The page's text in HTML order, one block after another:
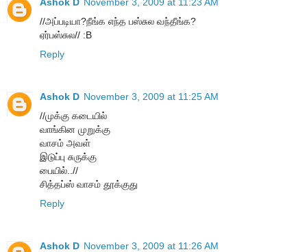
//அப்படியா?நீங்க எந்த பஸ்சுல வந்தீங்க?
ஏர்பஸ்சுல// :B
Reply
Ashok D November 3, 2009 at 11:25 AM
//முக்கு கடையில்
வாங்கின முறுக்கு
வாசம் அவள்
இடுப்பு சுருக்கு
பையில்..//
சித்தப்ஸ் வாசம் தூக்குது
Reply
Ashok D November 3, 2009 at 11:26 AM